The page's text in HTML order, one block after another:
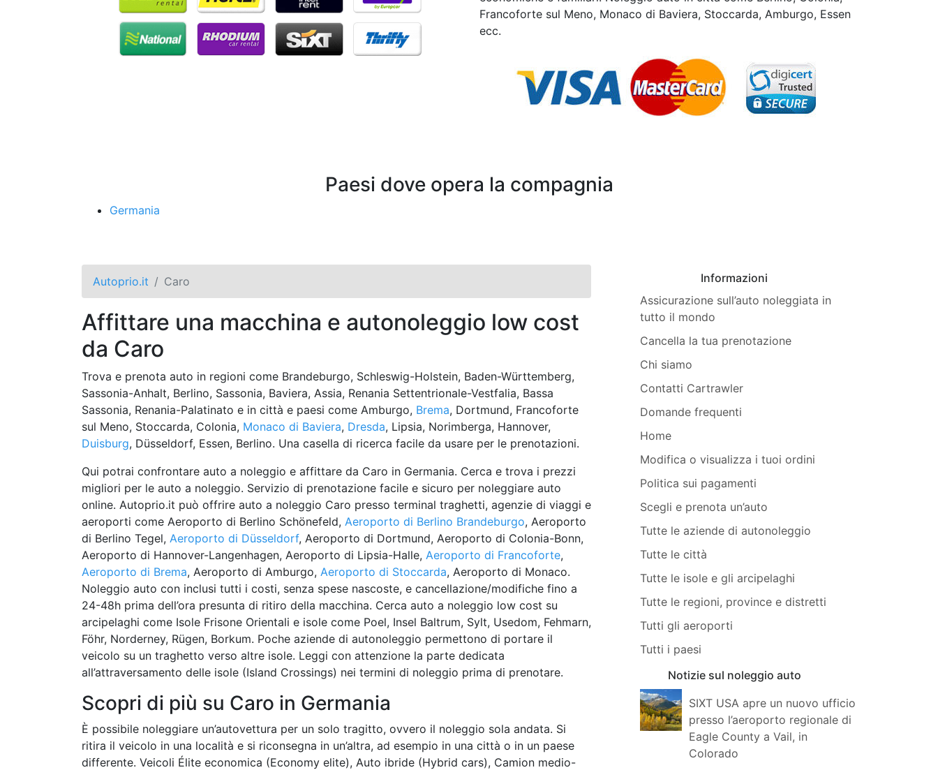
Francoforte sul Meno, Monaco di Baviera, Stoccarda, Amburgo, Essen
ecc.
Paesi dove opera la compagnia
Germania
Autoprio.it Caro
Affittare una macchina e autonoleggio low cost
da Caro
Trova e prenota auto in regioni come Brandeburgo, Schleswig-Holstein, Baden-Württemberg,
Sassonia-Anhalt, Berlino, Sassonia, Baviera, Assia, Renania Settentrionale-Vestfalia, Bassa
Sassonia, Renania-Palatinato e in città e paesi come Amburgo, Brema, Dortmund, Francoforte
sul Meno, Stoccarda, Colonia, Monaco di Baviera, Dresda, Lipsia, Norimberga, Hannover,
Duisburg, Düsseldorf, Essen, Berlino. Una casella di ricerca facile da usare per le prenotazioni.
Qui potrai confrontare auto a noleggio e affittare da Caro in Germania. Cerca e trova i prezzi
migliori per le auto a noleggio. Servizio di prenotazione facile e sicuro per noleggiare auto
online. Autoprio.it può offrire auto a noleggio Caro presso terminal traghetti, agenzie di viaggi e
aeroporti come Aeroporto di Berlino Schönefeld, Aeroporto di Berlino Brandeburgo, Aeroporto
di Berlino Tegel, Aeroporto di Düsseldorf, Aeroporto di Dortmund, Aeroporto di Colonia-Bonn,
Aeroporto di Hannover-Langenhagen, Aeroporto di Lipsia-Halle, Aeroporto di Francoforte,
Aeroporto di Brema, Aeroporto di Amburgo, Aeroporto di Stoccarda, Aeroporto di Monaco.
Noleggio auto con inclusi tutti i costi, senza spese nascoste, e cancellazione/modifiche fino a
24-48h prima dell’ora presunta di ritiro della macchina. Cerca auto a noleggio low cost su
arcipelaghi come Isole Frisone Orientali e isole come Poel, Insel Baltrum, Sylt, Usedom, Fehmarn,
Föhr, Norderney, Rügen, Borkum. Poche aziende di autonoleggio permettono di portare il
veicolo su un traghetto verso altre isole. Leggi con attenzione la parte dedicata
all’attraversamento delle isole (Island Crossings) nei termini di noleggio prima di prenotare.
Scopri di più su Caro in Germania
È possibile noleggiare un’autovettura per un solo tragitto, ovvero il noleggio sola andata. Si
ritira il veicolo in una località e si riconsegna in un’altra, ad esempio in una città o in un paese
differente. Veicoli Élite economica (Economy elite), Auto ibride (Hybrid cars), Camion medio-
Informazioni
Assicurazione sull’auto noleggiata in
tutto il mondo
Cancella la tua prenotazione
Chi siamo
Contatti Cartrawler
Domande frequenti
Home
Modifica o visualizza i tuoi ordini
Politica sui pagamenti
Scegli e prenota un’auto
Tutte le aziende di autonoleggio
Tutte le città
Tutte le isole e gli arcipelaghi
Tutte le regioni, province e distretti
Tutti gli aeroporti
Tutti i paesi
Notizie sul noleggio auto
SIXT USA apre un nuovo ufficio
presso l’aeroporto regionale di
Eagle County a Vail, in
Colorado